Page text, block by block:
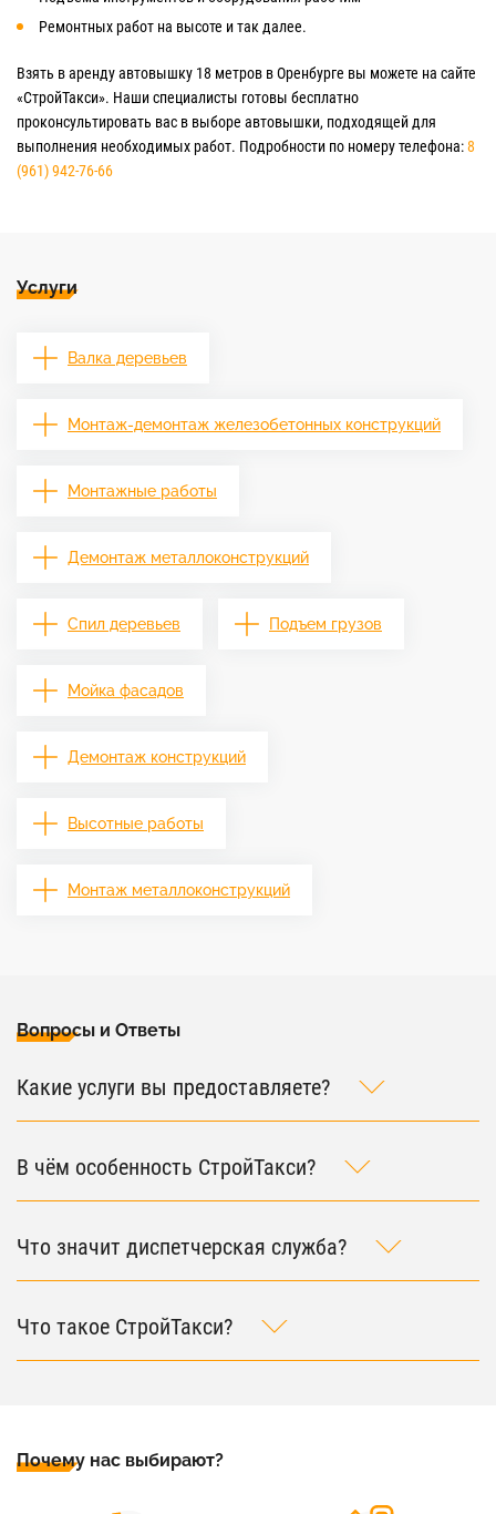
Ремонтных работ на высоте и так далее.
Взять в аренду автовышку 18 метров в Оренбурге вы можете на сайте
«СтройТакси». Наши специалисты готовы бесплатно
проконсультировать вас в выборе автовышки, подходящей для
выполнения необходимых работ. Подробности по номеру телефона:8
(961) 942-76-66
Услуги
Валка деревьев
Монтаж-демонтаж железобетонных конструкций
Монтажные работы
Демонтаж металлоконструкций
Спил деревьев Подъем грузов
Мойка фасадов
Демонтаж конструкций
Высотные работы
Монтаж металлоконструкций
Вопросы и Ответы
Какие услуги вы предоставляете?
В чём особенность СтройТакси?
Что значит диспетчерская служба?
Что такое СтройТакси?
Почему нас выбирают?